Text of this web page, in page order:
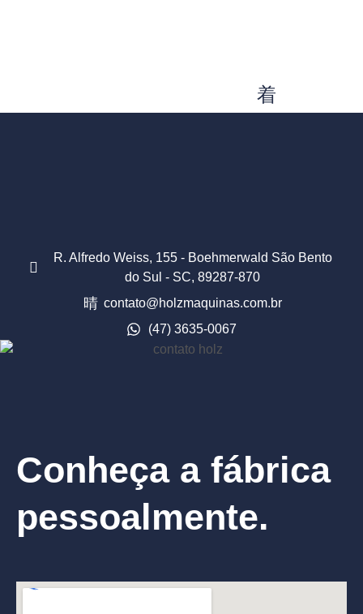
R. Alfredo Weiss, 155 - Boehmerwald São Bento
do Sul - SC, 89287-870
contato@holzmaquinas.com.br
(47) 3635-0067
Conheça a fábrica
pessoalmente.